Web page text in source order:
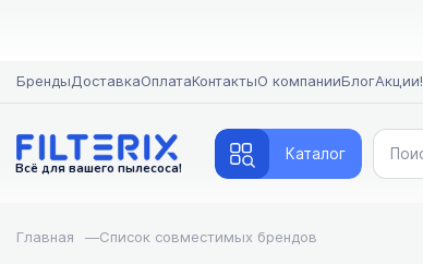
БрендыДоставкаОплатаКонтактыО компанииБлогАкции!
Всё для вашего пылесоса!
Каталог
Главная —Список совместимых брендов